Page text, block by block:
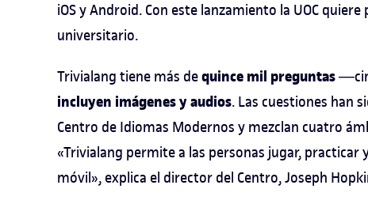
iOS y Android. Con este lanzamiento la UOC
universitario.
Trivialang tiene más dequincemil preguntas
incluyen imágenes y audios. Las cuestiones han
Centro de Idiomas Modernos y mezclan cuatro
«Trivialang permite a las personas jugar, practicar
móvil», explica el director del Centro, Joseph